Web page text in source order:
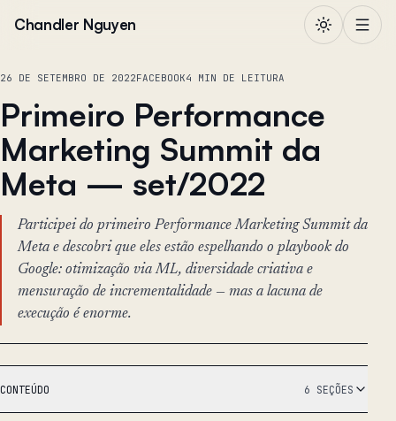
Chandler Nguyen
26 DE SETEMBRO DE 2022FACEBOOK4 MIN DE LEITURA
Primeiro Performance
Marketing Summit da
Meta — set/2022
Participei do primeiro Performance Marketing Summit da
Meta e descobri que eles estão espelhando o playbook do
Google: otimização via ML, diversidade criativa e
mensuração de incrementalidade — mas a lacuna de
execução é enorme.
CONTEÚDO 6 SEÇÕES